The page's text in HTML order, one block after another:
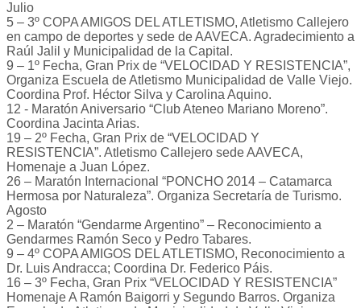
Julio
5 – 3º COPA AMIGOS DEL ATLETISMO, Atletismo Callejero
en campo de deportes y sede de AAVECA. Agradecimiento a
Raúl Jalil y Municipalidad de la Capital.
9 – 1º Fecha, Gran Prix de “VELOCIDAD Y RESISTENCIA”,
Organiza Escuela de Atletismo Municipalidad de Valle Viejo.
Coordina Prof. Héctor Silva y Carolina Aquino.
12 - Maratón Aniversario “Club Ateneo Mariano Moreno”.
Coordina Jacinta Arias.
19 – 2º Fecha, Gran Prix de “VELOCIDAD Y
RESISTENCIA”. Atletismo Callejero sede AAVECA,
Homenaje a Juan López.
26 – Maratón Internacional “PONCHO 2014 – Catamarca
Hermosa por Naturaleza”. Organiza Secretaría de Turismo.
Agosto
2 – Maratón “Gendarme Argentino” – Reconocimiento a
Gendarmes Ramón Seco y Pedro Tabares.
9 – 4º COPA AMIGOS DEL ATLETISMO, Reconocimiento a
Dr. Luis Andracca; Coordina Dr. Federico Páis.
16 – 3º Fecha, Gran Prix “VELOCIDAD Y RESISTENCIA”
Homenaje A Ramón Baigorri y Segundo Barros. Organiza